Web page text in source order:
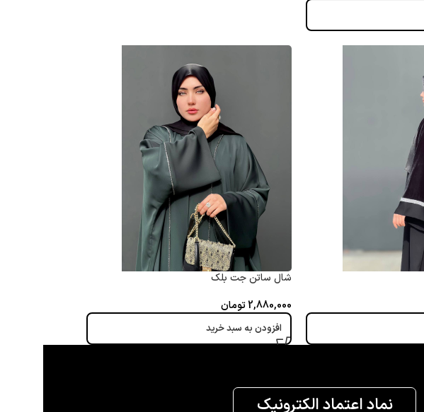
شال ساتن جت بلک
2,880,000تومان
افزودن به سبد خرید
نماد اعتماد الکترونیک